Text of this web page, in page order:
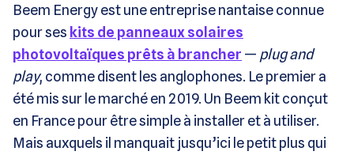
Beem Energy est une entreprise nantaise connue
pour ses kits de panneaux solaires
photovoltaïques prêts à brancher — plug and
play, comme disent les anglophones. Le premier a
été mis sur le marché en 2019. Un Beem kit conçut
en France pour être simple à installer et à utiliser.
Mais auxquels il manquait jusqu’ici le petit plus qui